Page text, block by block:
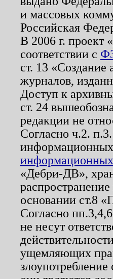
и массовых
Российская
В 2006 г. проект
соответствии с
ст. 13 «Создание
журналов,
Доступ к
ст. 24
редакции не
Согласно ч.2.
информационных
«Дебри-ДВ»,
основании ст.8
Согласно
не несут
ущемляющих